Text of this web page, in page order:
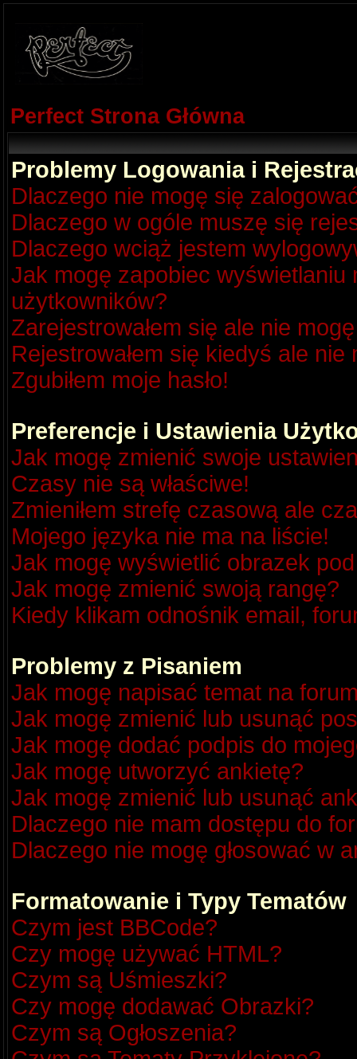
Perfect Strona Główna
Problemy Logowania i
Dlaczego nie mogę się
Dlaczego w ogóle muszę się
Dlaczego wciąż jestem
Jak mogę zapobiec
użytkowników?
Zarejestrowałem się ale nie
Rejestrowałem się kiedyś ale
Zgubiłem moje hasło!
Preferencje i Ustawienia
Jak mogę zmienić swoje
Czasy nie są właściwe!
Zmieniłem strefę czasową ale
Mojego języka nie ma na liście!
Jak mogę wyświetlić obrazek
Jak mogę zmienić swoją rangę?
Kiedy klikam odnośnik email,
Problemy z Pisaniem
Jak mogę napisać temat na
Jak mogę zmienić lub usunąć
Jak mogę dodać podpis do
Jak mogę utworzyć ankietę?
Jak mogę zmienić lub usunąć
Dlaczego nie mam dostępu do
Dlaczego nie mogę głosować w
Formatowanie i Typy Tematów
Czym jest BBCode?
Czy mogę używać HTML?
Czym są Uśmieszki?
Czy mogę dodawać Obrazki?
Czym są Ogłoszenia?